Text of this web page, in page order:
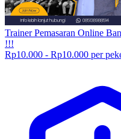
Trainer Pemasaran Online
!!!
Rp10.000 - Rp10.000 per